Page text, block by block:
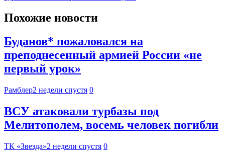
Похожие новости
Буданов* пожаловался на
преподнесенный армией России «не
первый урок»
Рамблер2 недели спустя 0
ВСУ атаковали турбазы под
Мелитополем, восемь человек погибли
ТК «Звезда»2 недели спустя 0